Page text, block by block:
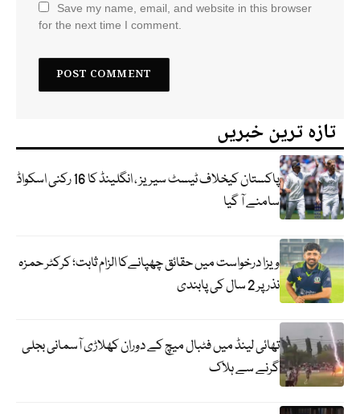
Save my name, email, and website in this browser
for the next time I comment.
تازہ ترین خبریں
پاکستان کیخلاف ٹیسٹ سیریز ، انگلینڈ کا 16 رکنی اسکواڈ
سامنے آ گیا
ویزا درخواست میں حقائق چھپانےکا الزام ثابت؛ کرکٹر حمزہ
نذر پر 2 سال کی پابندی
تھائی لینڈ میں فٹبال میچ کے دوران کھلاڑی آسمانی بجلی
گرنے سے ہلاک